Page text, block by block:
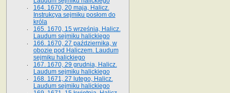
164. 1670, 20 maja, Halicz.
Instrukcya sejmiku posłom do
króla
165. 1670, 15 września, Halicz.
Laudum sejmiku halickiego
166. 1670, 27 października, w
obozie pod Haliczem. Laudum
sejmiku halickiego
167. 1670, 29 grudnia, Halicz.
Laudum sejmiku halickiego
168. 1671, 27 lutego, Halicz.
Laudum sejmiku halickiego